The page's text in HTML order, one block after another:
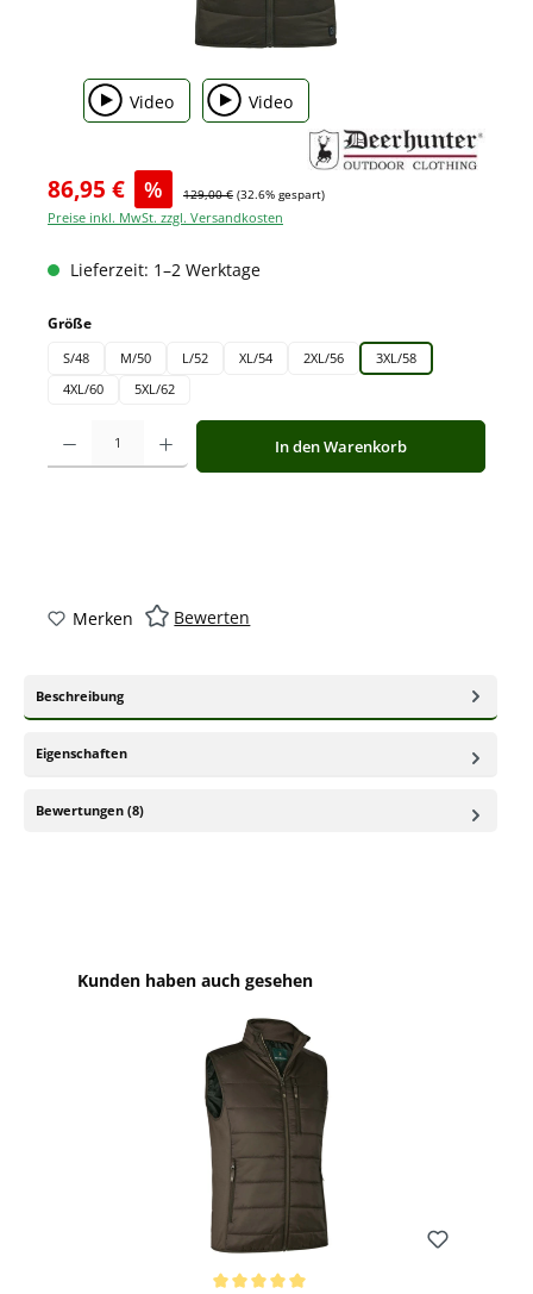
Video Video
86,95 € % 129,00 € (32.6% gespart)
Preise inkl. MwSt. zzgl. Versandkosten
Lieferzeit: 1–2 Werktage
Größeauswählen
S/48 M/50 L/52 XL/54 2XL/56
3XL/58
4XL/60
5XL/62
Produkt Anzahl: Gib den gewünschten Wert ein oder benutze die
In den Warenkorb
Merken Bewerten
Beschreibung
Eigenschaften
Bewertungen (8)
Produktgalerie überspringen
Kunden haben auch gesehen